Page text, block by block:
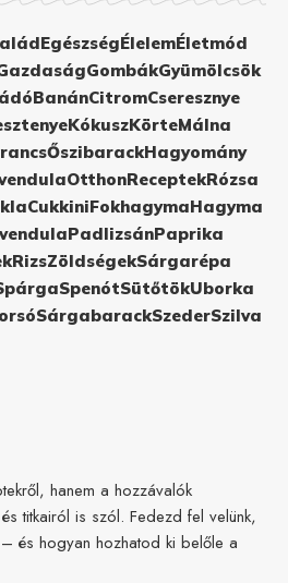
EgészségÉlelemÉletmód
GombákGyümölcsök
BanánCitromCseresznye
KókuszKörteMálna
ŐszibarackHagyomány
OtthonReceptekRózsa
CukkiniFokhagymaHagyma
PadlizsánPaprika
RizsZöldségekSárgarépa
SpenótSütőtökUborka
SárgabarackSzederSzilva
hanem a hozzávalók
titkairól is szól. Fedezd fel velünk,
és hogyan hozhatod ki belőle a